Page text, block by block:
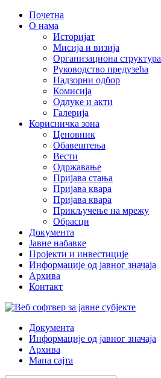
Почетна
О нама
Историјат
Мисија и визија
Организациона структура
Руководство предузећа
Надзорни одбор
Комисија
Одлуке и акти
Галерија
Корисничка зона
Ценовник
Обавештења
Вести
Одржавање
Пријава стања
Пријава квара
Пријава квара
Прикључење на мрежу
Обрасци
Документа
Јавне набавке
Пројекти и инвестиције
Информације од јавног значаја
Архива
Контакт
Документа
Информације од јавног значаја
Архива
Мапа сајта